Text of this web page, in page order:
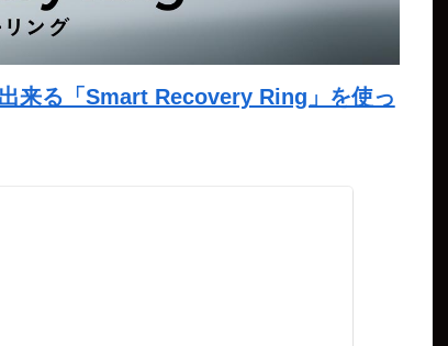
来る「Smart Recovery Ring」を使っ